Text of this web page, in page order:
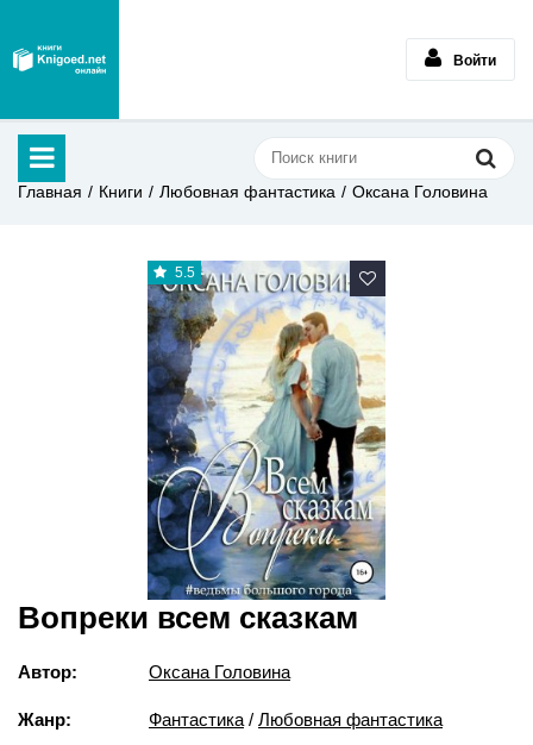
Войти
Главная Книги Любовная фантастика Оксана Головина
5.5
Вопреки всем сказкам
Автор: Оксана Головина
Жанр: Фантастика / Любовная фантастика